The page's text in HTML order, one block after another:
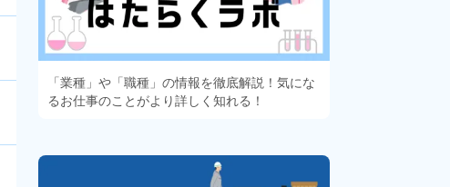
「業種」や「職種」の情報を徹底解説！気にな
るお仕事のことがより詳しく知れる！